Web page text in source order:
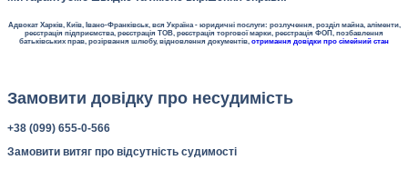
Адвокат Харків, Київ, Івано-Франківськ, вся Україна - юридичні послуги: розлучення, розділ майна, аліменти,
реєстрація підприємства, реєстрація ТОВ, реєстрація торгової марки, реєстрація ФОП, позбавлення
батьківських прав, розірвання шлюбу, відновлення документів, отримання довідки про сімейний стан
Замовити довідку про несудимість
+38 (099) 655-0-566
Замовити витяг про відсутність судимості